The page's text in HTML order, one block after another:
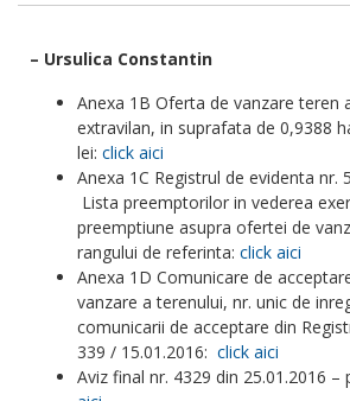
– Ursulica Constantin
Anexa 1B Oferta de vanzare teren
extravilan, in suprafata de 0,9388
lei: click aici
Anexa 1C Registrul de evidenta nr.
Lista preemptorilor in vederea
preemptiune asupra ofertei de
rangului de referinta: click aici
Anexa 1D Comunicare de
vanzare a terenului, nr. unic de
comunicarii de acceptare din
339 / 15.01.2016: click aici
Aviz final nr. 4329 din 25.01.2016 –